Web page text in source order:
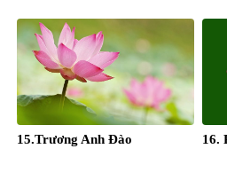
15.Trương Anh Đào 16.